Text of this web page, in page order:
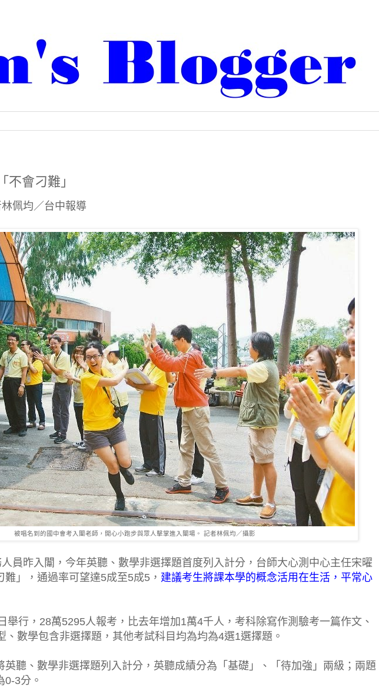
不會刁難」
佩均／台中報導
被唱名到的國中會考入闈老師，開心小跑步與眾人擊掌進入闈場。 記者林佩均／攝影
員昨入闈，今年英聽、數學非選擇題首度列入計分，台師大心測中心主任宋曜
」，通過率可望達5成至5成5， 建議考生將課本學的概念活用在生活，平常心
舉行，28萬5295人報考，比去年增加1萬4千人，考科除寫作測驗考一篇作文、
、數學包含非選擇題，其他考試科目均為均為4選1選擇題。
英聽、數學非選擇題列入計分，英聽成績分為「基礎」、「待加強」兩級；兩題
3分。